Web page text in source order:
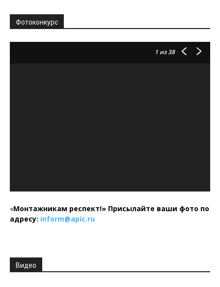
Фотоконкурс
1 из 38
«Монтажникам респект!» Присылайте ваши фото по
адресу: inform@apic.ru
Видео